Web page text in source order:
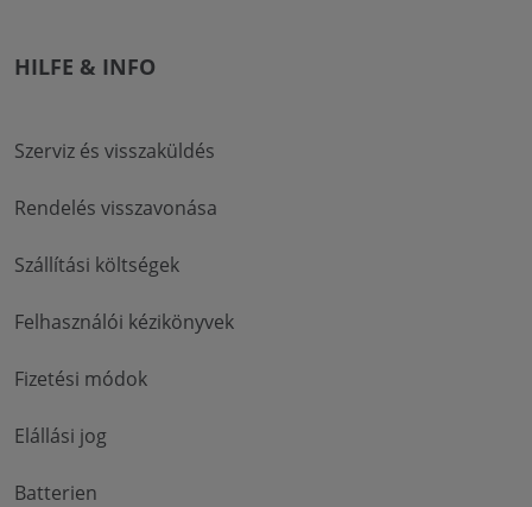
HILFE & INFO
Szerviz és visszaküldés
Rendelés visszavonása
Szállítási költségek
Felhasználói kézikönyvek
Fizetési módok
Elállási jog
Batterien